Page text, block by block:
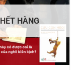
HẾT HÀNG